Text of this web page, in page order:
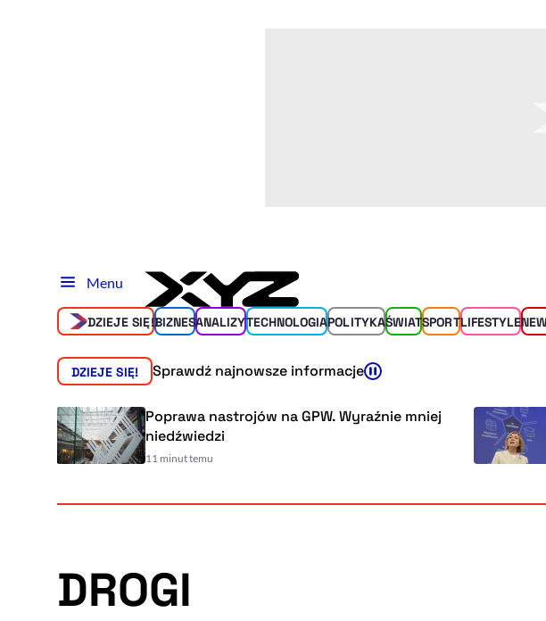
Menu
DZIEJE SIĘ!BIZNESANALIZYTECHNOLOGIAPOLITYKAŚWIATSPORTLIFESTYLE
DZIEJE SIĘ! Sprawdź najnowsze informacje
Poprawa nastrojów na GPW. Wyraźnie mniej
niedźwiedzi
11 minut temu 39
DROGI